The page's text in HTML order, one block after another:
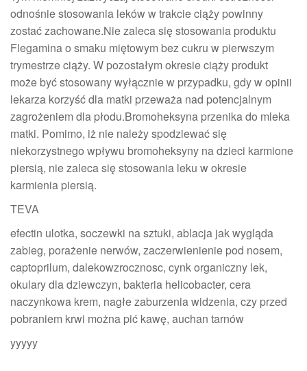
odnośnie stosowania leków w trakcie ciąży powinny
zostać zachowane.Nie zaleca się stosowania produktu
Flegamina o smaku miętowym bez cukru w pierwszym
trymestrze ciąży. W pozostałym okresie ciąży produkt
może być stosowany wyłącznie w przypadku, gdy w opinii
lekarza korzyść dla matki przeważa nad potencjalnym
zagrożeniem dla płodu.Bromoheksyna przenika do mleka
matki. Pomimo, iż nie należy spodziewać się
niekorzystnego wpływu bromoheksyny na dzieci karmione
piersią, nie zaleca się stosowania leku w okresie
karmienia piersią.
TEVA
efectin ulotka, soczewki na sztuki, ablacja jak wygląda
zabieg, porażenie nerwów, zaczerwienienie pod nosem,
captoprilum, dalekowzrocznosc, cynk organiczny lek,
okulary dla dziewczyn, bakteria helicobacter, cera
naczynkowa krem, nagłe zaburzenia widzenia, czy przed
pobraniem krwi można pić kawę, auchan tarnów
yyyyy